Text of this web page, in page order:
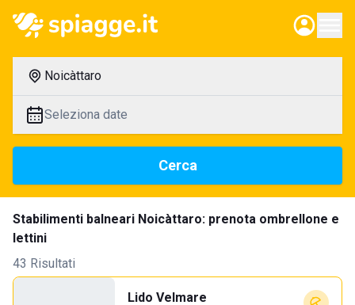
Noicàttaro
Seleziona date
Cerca
Stabilimenti balneari Noicàttaro: prenota ombrellone e
lettini
43 Risultati
Lido Velmare